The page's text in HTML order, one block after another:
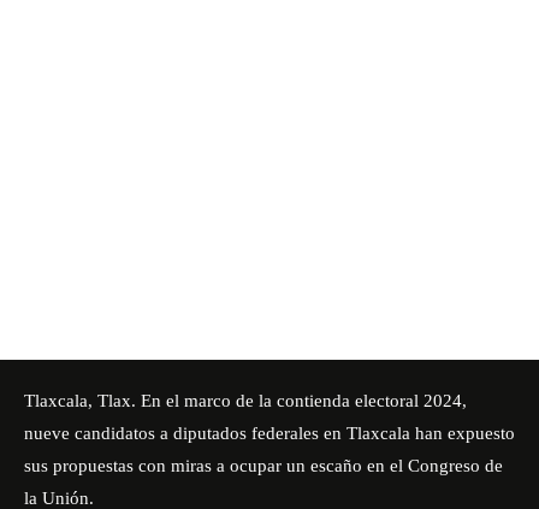
Tlaxcala, Tlax. En el marco de la contienda electoral 2024,
nueve candidatos a diputados federales en Tlaxcala han expuesto
sus propuestas con miras a ocupar un escaño en el Congreso de
la Unión.